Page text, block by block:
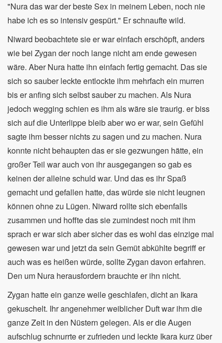
"Nura das war der beste Sex in meinem Leben, noch nie
habe ich es so intensiv gespürt." Er schnaufte wild.
Niward beobachtete sie er war einfach erschöpft, anders
wie bei Zygan der noch lange nicht am ende gewesen
wäre. Aber Nura hatte ihn einfach fertig gemacht. Das sie
sich so sauber leckte entlockte ihm mehrfach ein murren
bis er anfing sich selbst sauber zu machen. Als Nura
jedoch wegging schien es ihm als wäre sie traurig. er biss
sich auf die Unterlippe bleib aber wo er war, sein Gefühl
sagte ihm besser nichts zu sagen und zu machen. Nura
konnte nicht behaupten das er sie gezwungen hätte, ein
großer Teil war auch von ihr ausgegangen so gab es
keinen der alleine schuld war. Und das es ihr Spaß
gemacht und gefallen hatte, das würde sie nicht leugnen
können ohne zu Lügen. Niward rollte sich ebenfalls
zusammen und hoffte das sie zumindest noch mit ihm
sprach er war sich aber sicher das es wohl das einzige mal
gewesen war und jetzt da sein Gemüt abkühlte begriff er
auch was es heißen würde, sollte Zygan davon erfahren.
Den um Nura herausfordern brauchte er ihn nicht.
Zygan hatte ein ganze weile geschlafen, dicht an Ikara
gekuschelt. Ihr angenehmer weiblicher Duft war ihm die
ganze Zeit in den Nüstern gelegen. Als er die Augen
aufschlug schnurrte er zufrieden und leckte Ikara kurz über